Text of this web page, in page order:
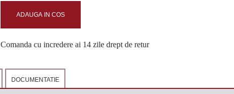
ADAUGA IN COS
Comanda cu incredere ai 14 zile drept de retur
DOCUMENTATIE